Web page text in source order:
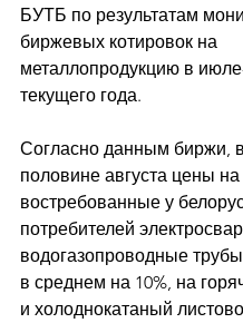
БУТБ по результатам
биржевых котировок на
металлопродукцию в
текущего года.
Согласно данным биржи,
половине августа цены
востребованные у
потребителей
водогазопроводные
в среднем на 10%, на
и холоднокатаный